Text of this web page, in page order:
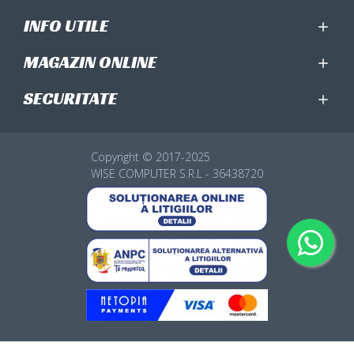
INFO UTILE
MAGAZIN ONLINE
SECURITATE
Copyright © 2017-2025
WISE COMPUTER S.R.L - 36438720